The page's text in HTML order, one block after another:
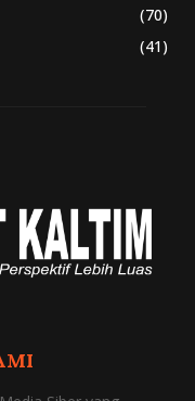
(70)
(41)